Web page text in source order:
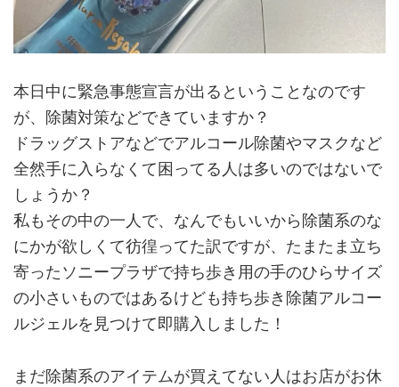
本日中に緊急事態宣言が出るということなのです
が、除菌対策などできていますか？
ドラッグストアなどでアルコール除菌やマスクなど
全然手に入らなくて困ってる人は多いのではないで
しょうか？
私もその中の一人で、なんでもいいから除菌系のな
にかが欲しくて彷徨ってた訳ですが、たまたま立ち
寄ったソニープラザで持ち歩き用の手のひらサイズ
の小さいものではあるけども持ち歩き除菌アルコー
ルジェルを見つけて即購入しました！
まだ除菌系のアイテムが買えてない人はお店がお休